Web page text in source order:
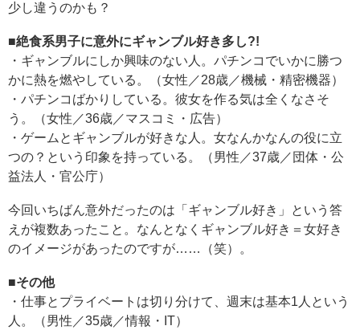
少し違うのかも？
■絶食系男子に意外にギャンブル好き多し?!
・ギャンブルにしか興味のない人。パチンコでいかに勝つ
かに熱を燃やしている。（女性／28歳／機械・精密機器）
・パチンコばかりしている。彼女を作る気は全くなさそ
う。（女性／36歳／マスコミ・広告）
・ゲームとギャンブルが好きな人。女なんかなんの役に立
つの？という印象を持っている。（男性／37歳／団体・公
益法人・官公庁）
今回いちばん意外だったのは「ギャンブル好き」という答
えが複数あったこと。なんとなくギャンブル好き＝女好き
のイメージがあったのですが……（笑）。
■その他
・仕事とプライベートは切り分けて、週末は基本1人という
人。（男性／35歳／情報・IT）